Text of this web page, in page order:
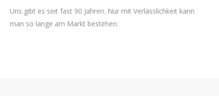
Uns gibt es seit fast 90 Jahren. Nur mit Verlässlichkeit kann
man so lange am Markt bestehen.